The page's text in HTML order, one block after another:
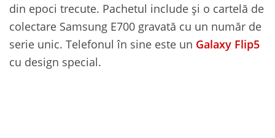
din epoci trecute. Pachetul include și o cartelă de
colectare Samsung E700 gravată cu un număr de
serie unic. Telefonul în sine este un Galaxy Flip5
cu design special.